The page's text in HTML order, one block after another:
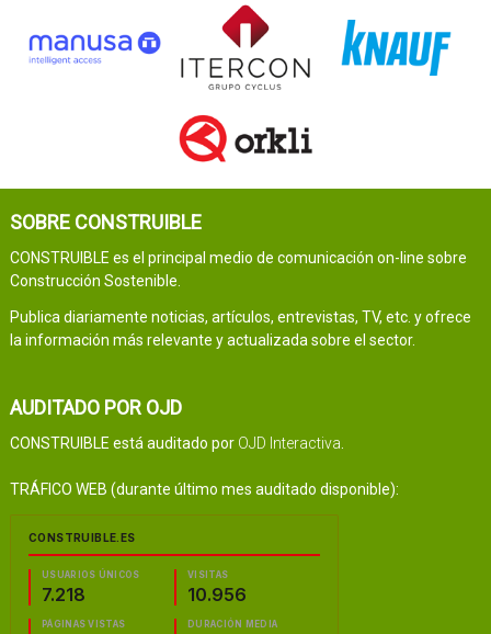
SOBRE CONSTRUIBLE
CONSTRUIBLE es el principal medio de comunicación on-line sobre
Construcción Sostenible.
Publica diariamente noticias, artículos, entrevistas, TV, etc. y ofrece
la información más relevante y actualizada sobre el sector.
AUDITADO POR OJD
CONSTRUIBLE está auditado por OJD Interactiva
TRÁFICO WEB (durante último mes auditado disponible):